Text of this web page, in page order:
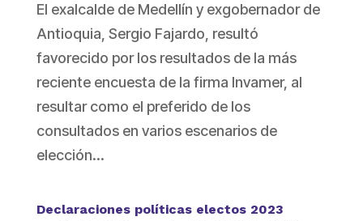
El exalcalde de Medellín y exgobernador de
Antioquia, Sergio Fajardo, resultó
favorecido por los resultados de la más
reciente encuesta de la firma Invamer, al
resultar como el preferido de los
consultados en varios escenarios de
elección...
Declaraciones políticas electos 2023